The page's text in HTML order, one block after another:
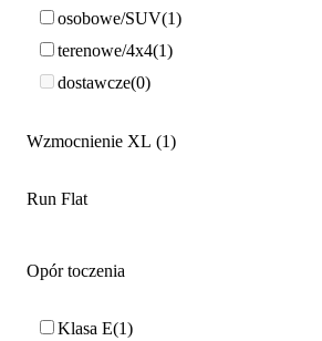
osobowe/SUV 1
terenowe/4x4 1
dostawcze 0
Wzmocnienie XL 1
Run Flat
Opór toczenia
Klasa E 1